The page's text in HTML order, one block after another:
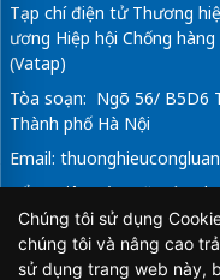
Tạp chí điện tử Thương
ương Hiệp hội Chống
(Vatap)
Tòa soạn: Ngõ 56/ B5D6
Thành phố Hà Nội
Email:
Tổng Biên Tập: Vũ Đức
Giấy phép hoạt động
Thông tin và Truyền
Chúng tôi sử dụng
chúng tôi và nâng cao
sử dụng trang web này,